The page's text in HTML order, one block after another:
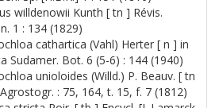
willdenowii Kunth [ tn ] Révis.
1 : 134 (1829)
cathartica (Vahl) Herter [ n ] in
Sudamer. Bot. 6 (5-6) : 144 (1940)
unioloides (Willd.) P. Beauv. [ tn
: 75, 164, t. 15, f. 7 (1812)